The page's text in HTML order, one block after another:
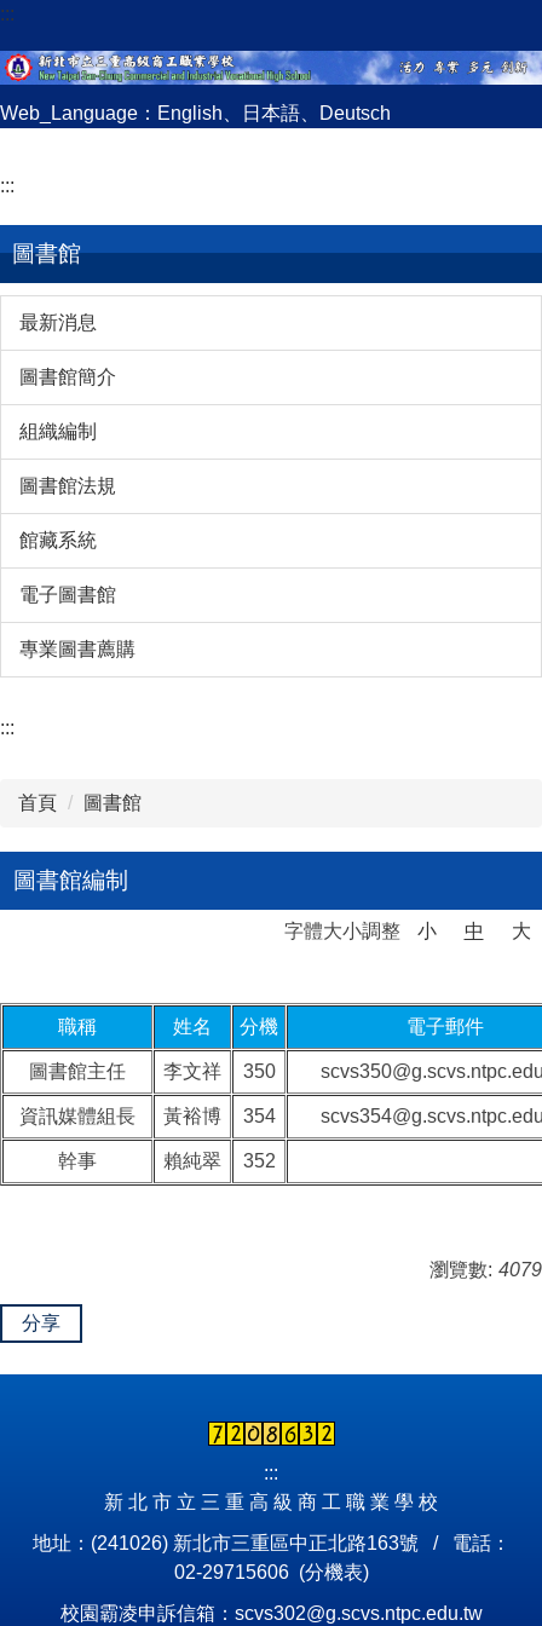
跳
到
主
要
內
區
:::
Web_Language： English 日本語 Deutsch
:::
圖書館
最新消息
圖書館簡介
組織編制
圖書館法規
館藏系統
電子圖書館
專業圖書薦購
:::
首頁 圖書館
圖書館編制
字體大小調整 小 中 大
職稱 姓名 分機 電子郵件
圖書館主任 李文祥 350
資訊媒體組長 黃裕博 354
幹事 賴純翠 352
瀏覽數: 4079
分享
:::
新 北 市 立 三 重 高 級 商 工 職 業 學 校
地址：(241026) 新北市三重區中正北路163號 / 電話：
02-29715606 (分機表)
校園霸凌申訴信箱：scvs302@g.scvs.ntpc.edu.tw